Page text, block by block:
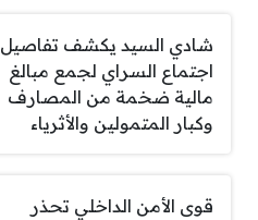
شادي السيد يكشف تفاصيل
اجتماع السراي لجمع مبالغ
مالية ضخمة من المصارف
وكبار المتمولين والأثرياء
قوى الأمن الداخلي تحذر